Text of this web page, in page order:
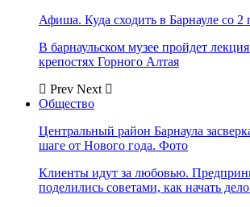
Афиша. Куда сходить в Барнауле со 2
В барнаульском музее пройдет
крепостях Горного Алтая
Prev Next
Общество
Центральный район Барнаула
шаге от Нового года. Фото
Клиенты идут за любовью.
поделились советами, как начать